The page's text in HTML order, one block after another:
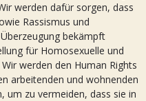
werden dafür sorgen, dass
Rassismus und
bekämpft
für Homosexuelle und
werden den Human Rights
arbeitenden und wohnenden
um zu vermeiden, dass sie in